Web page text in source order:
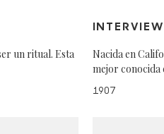
un ritual. Esta
INTERVIEW
Nacida en
mejor
1907